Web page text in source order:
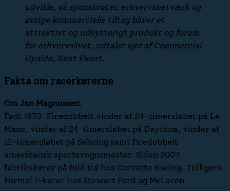
udvikle, så sponsorater, erhvervsnetværk og
øvrige kommercielle tiltag bliver et
attraktivt og udbytterigt produkt og forum
for erhvervslivet, udtaler ejer af Commercial
Upside, Kent Ewert.
Fakta om racerkørerne
Om Jan Magnussen
Født 1973. Firedobbelt vinder af 24-timersløbet på Le
Mans, vinder af 24-timersløbet på Daytona, vinder af
12-timersløbet på Sebring samt firedobbelt
amerikansk sportsvognsmester. Siden 2007
fabrikskører på fuld tid hos Corvette Racing. Tidligere
Formel 1-kører hos Stewart Ford og McLaren.